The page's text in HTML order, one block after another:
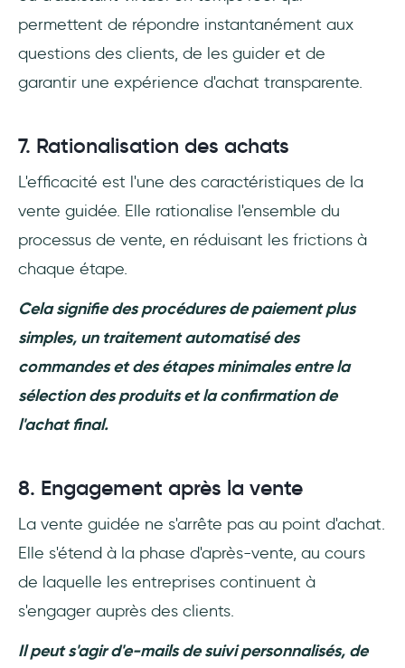
permettent de répondre instantanément aux
questions des clients, de les guider et de
garantir une expérience d'achat transparente.
7. Rationalisation des achats
L'efficacité est l'une des caractéristiques de la
vente guidée. Elle rationalise l'ensemble du
processus de vente, en réduisant les frictions à
chaque étape.
Cela signifie des procédures de paiement plus
simples, un traitement automatisé des
commandes et des étapes minimales entre la
sélection des produits et la confirmation de
l'achat final.
8. Engagement après la vente
La vente guidée ne s'arrête pas au point d'achat.
Elle s'étend à la phase d'après-vente, au cours
de laquelle les entreprises continuent à
s'engager auprès des clients.
Il peut s'agir d'e-mails de suivi personnalisés, de